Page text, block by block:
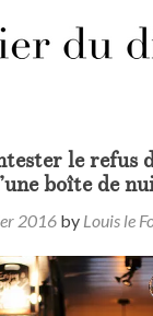
le refus
boîte de
2016 by Louis le